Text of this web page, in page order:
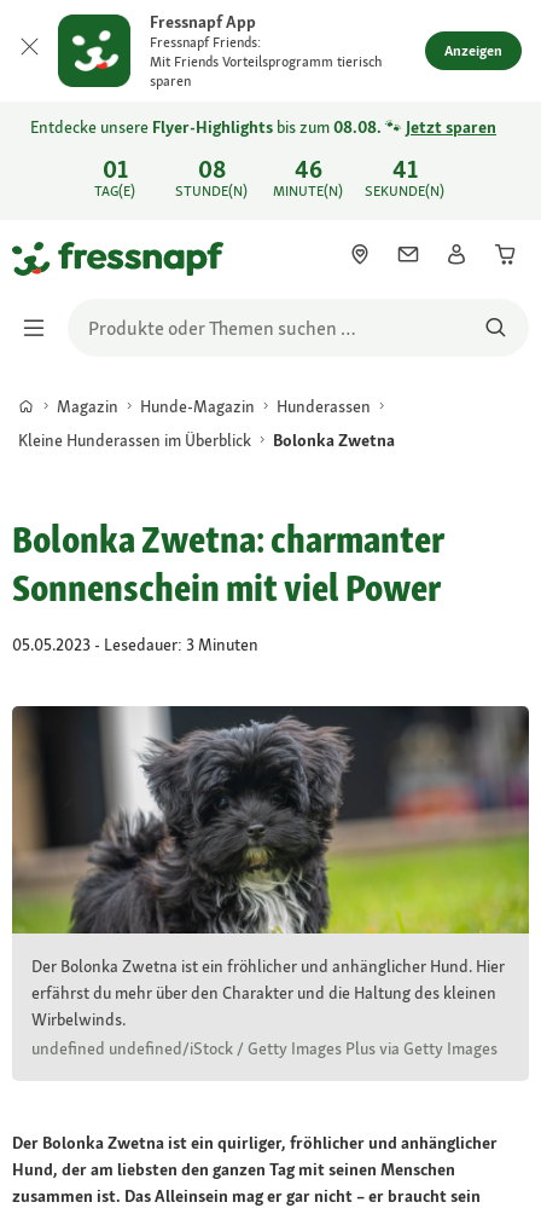
Fressnapf App
Fressnapf Friends:
Mit Friends Vorteilsprogramm tierisch
sparen
Anzeigen
01
TAG(E)
08
STUNDE(N)
46
MINUTE(N)
41
SEKUNDE(N)
Entdecke unsere Flyer-Highlights bis zum08.08. 🐾 Jetzt sparen
Magazin Hunde-Magazin
Hunderassen
Kleine Hunderassen im Überblick
Bolonka Zwetna
Bolonka Zwetna: charmanter
Sonnenschein mit viel Power
05.05.2023 - Lesedauer: 3 Minuten
Der Bolonka Zwetna ist ein fröhlicher und anhänglicher Hund. Hier
erfährst du mehr über den Charakter und die Haltung des kleinen
Wirbelwinds.
undefined undefined/iStock / Getty Images Plus via Getty Images
Der Bolonka Zwetna ist ein quirliger, fröhlicher und anhänglicher
Hund, der am liebsten den ganzen Tag mit seinen Menschen
zusammen ist. Das Alleinsein mag er gar nicht – er braucht sein